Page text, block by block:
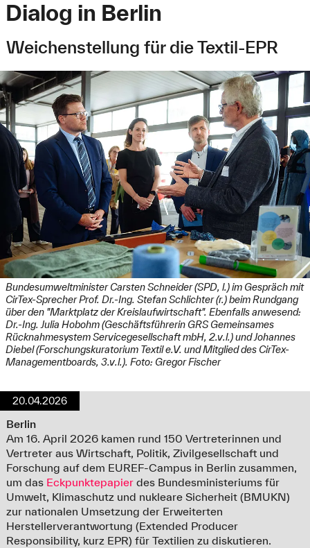
Dialog in Berlin
Weichenstellung für die Textil-EPR
Bundesumweltminister Carsten Schneider (SPD, l.) im Gespräch mit
CirTex-Sprecher Prof. Dr.-Ing. Stefan Schlichter (r.) beim Rundgang
über den "Marktplatz der Kreislaufwirtschaft". Ebenfalls anwesend:
Dr.-Ing. Julia Hobohm (Geschäftsführerin GRS Gemeinsames
Rücknahmesystem Servicegesellschaft mbH, 2.v.l.) und Johannes
Diebel (Forschungskuratorium Textil e.V. und Mitglied des CirTex-
Managementboards, 3.v.l.). Foto: Gregor Fischer
20.04.2026
Berlin
Am 16. April 2026 kamen rund 150 Vertreterinnen und
Vertreter aus Wirtschaft, Politik, Zivilgesellschaft und
Forschung auf dem EUREF-Campus in Berlin zusammen,
um das Eckpunktepapierdes Bundesministeriums für
Umwelt, Klimaschutz und nukleare Sicherheit (BMUKN)
zur nationalen Umsetzung der Erweiterten
Herstellerverantwortung (Extended Producer
Responsibility, kurz EPR) für Textilien zu diskutieren.